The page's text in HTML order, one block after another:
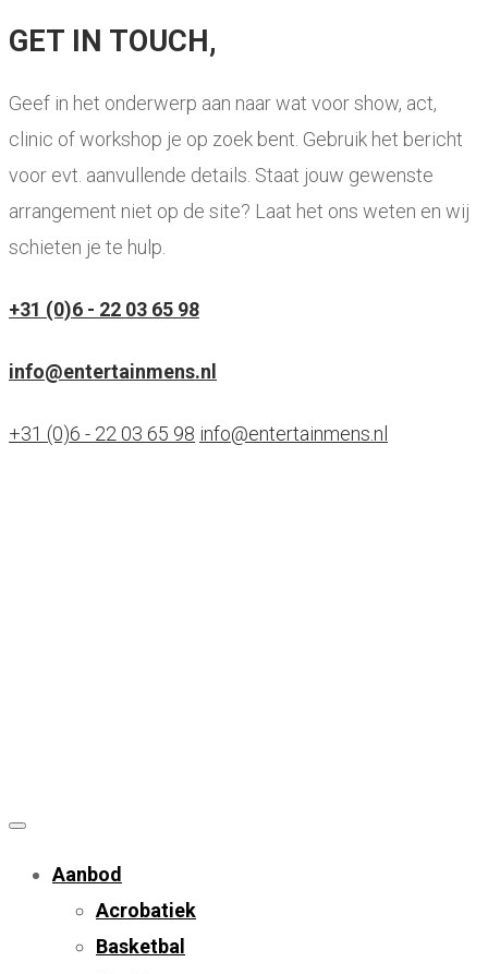
GET IN TOUCH,
Geef in het onderwerp aan naar wat voor show, act,
clinic of workshop je op zoek bent. Gebruik het bericht
voor evt. aanvullende details. Staat jouw gewenste
arrangement niet op de site? Laat het ons weten en wij
schieten je te hulp.
+31 (0)6 - 22 03 65 98
info@entertainmens.nl
+31 (0)6 - 22 03 65 98 info@entertainmens.nl
Aanbod
Acrobatiek
Basketbal